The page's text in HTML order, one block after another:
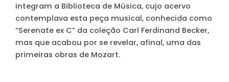
integram a Biblioteca de Música, cujo acervo
contemplava esta peça musical, conhecida como
“Serenate ex C” da coleção Carl Ferdinand Becker,
mas que acabou por se revelar, afinal, uma das
primeiras obras de Mozart.